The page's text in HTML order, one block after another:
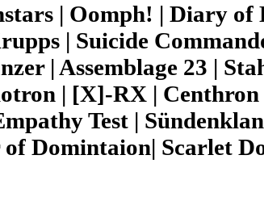
| Oomph! | Diary of
| Suicide
| Assemblage 23 |
| [X]-RX |
Test |
of Domintaion| Scarlet